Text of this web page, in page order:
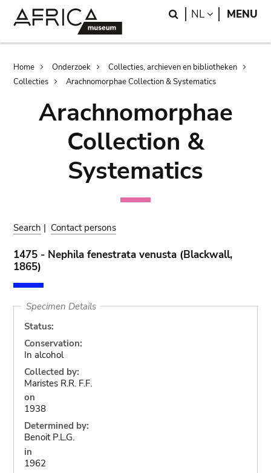
Search
NL LANGUAGE
MENU
Breadcrumb
Home Onderzoek
Collecties, archieven en bibliotheken
Collecties
Arachnomorphae Collection & Systematics
Arachnomorphae
Collection &
Systematics
Search | Contact persons
1475 - Nephila fenestrata venusta (Blackwall,
1865)
Specimen Details
Status:
Conservation:
In alcohol
Collected by:
Maristes R.R. F.F.
on
1938
Determined by:
Benoit P.L.G.
in
1962